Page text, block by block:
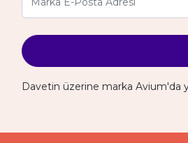
Davetin üzerine marka Avium'da